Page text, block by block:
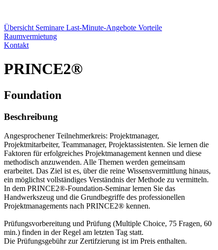
Übersicht Seminare Last-Minute-Angebote Vorteile
Raumvermietung
Kontakt
PRINCE2®
Foundation
Beschreibung
Angesprochener Teilnehmerkreis: Projektmanager,
Projektmitarbeiter, Teammanager, Projektassistenten. Sie lernen die
Faktoren für erfolgreiches Projektmanagement kennen und diese
methodisch anzuwenden. Alle Themen werden gemeinsam
erarbeitet. Das Ziel ist es, über die reine Wissensvermittlung hinaus,
ein möglichst vollständiges Verständnis der Methode zu vermitteln.
In dem PRINCE2®-Foundation-Seminar lernen Sie das
Handwerkszeug und die Grundbegriffe des professionellen
Projektmanagements nach PRINCE2® kennen.
Prüfungsvorbereitung und Prüfung (Multiple Choice, 75 Fragen, 60
min.) finden in der Regel am letzten Tag statt.
Die Prüfungsgebühr zur Zertifzierung ist im Preis enthalten.